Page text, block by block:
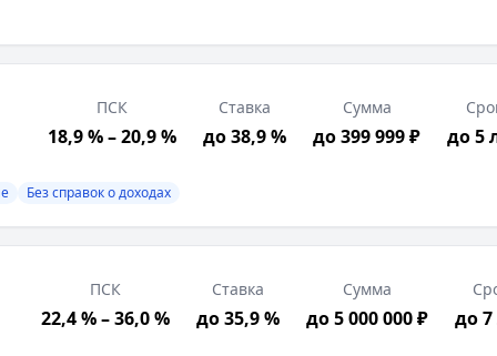
Выписка по счету, Свидетельство о
ПСК
18,9 % – 20,9 %
Ставка
до 38,9 %
Сумма
до 399 999 ₽ до 5
Без справок о доходах
ПСК
22,4 % – 36,0 %
Ставка
до 35,9 %
Сумма
до 5 000 000 ₽ до 7